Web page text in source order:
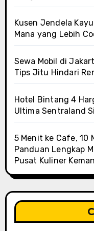
Kusen Jendela
Mana yang Lebih
Sewa Mobil di
Tips Jitu Hindari
Hotel Bintang 4
Ultima Sentraland
5 Menit ke Cafe, 10
Panduan Lengkap
Pusat Kuliner